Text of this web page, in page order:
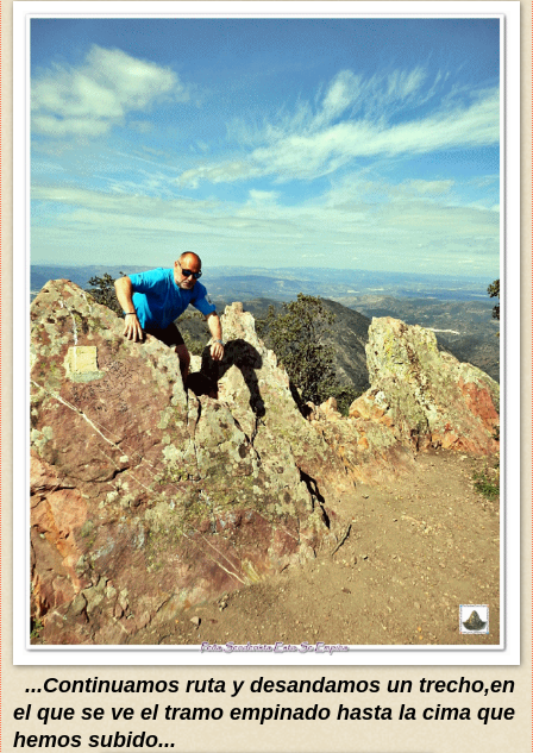
...Continuamos ruta y desandamos un trecho,en
el que se ve el tramo empinado hasta la cima que
hemos subido...